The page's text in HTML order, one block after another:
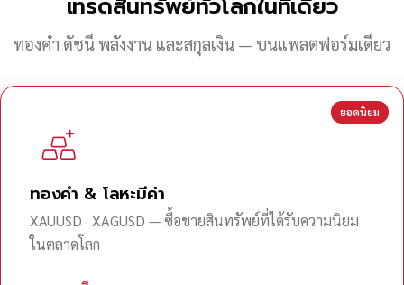
ทองคำ ดัชนี พลังงาน และสกุลเงิน — บนแพลตฟอร์มเดียว
ยอดนิยม
ทองคำ & โลหะมีค่า
XAUUSD · XAGUSD — ซื้อขายสินทรัพย์ที่ได้รับความนิยม
ในตลาดโลก